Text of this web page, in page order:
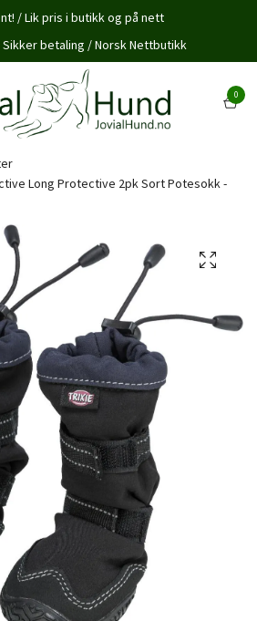
/ Lik pris i butikk og på nett
betaling / Norsk Nettbutikk
0
Long Protective 2pk Sort Potesokk -